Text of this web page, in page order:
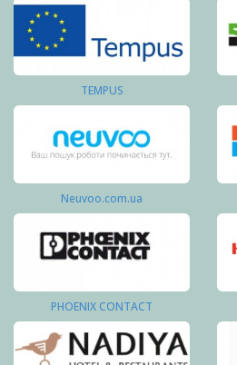
TEMPUS
Neuvoo.com.ua
PHOENIX CONTACT